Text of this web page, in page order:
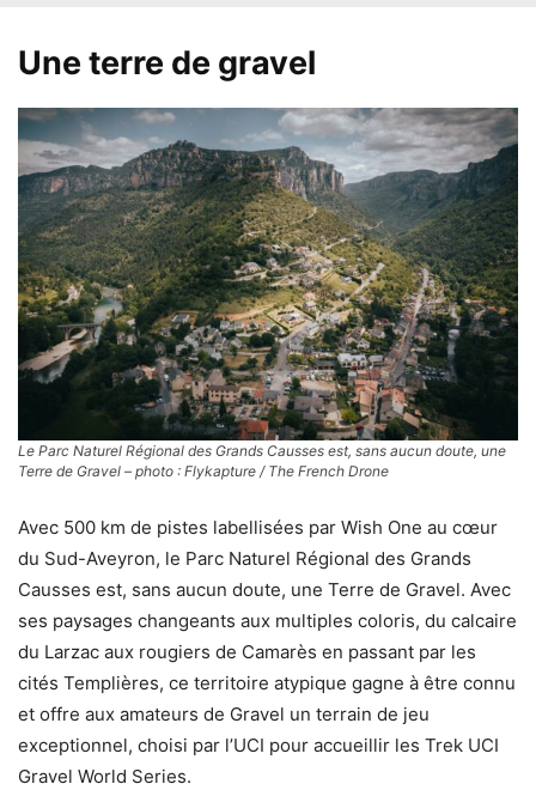
Une terre de gravel
Le Parc Naturel Régional des Grands Causses est, sans aucun doute, une
Terre de Gravel – photo : Flykapture / The French Drone
Avec 500 km de pistes labellisées par Wish One au cœur
du Sud-Aveyron, le Parc Naturel Régional des Grands
Causses est, sans aucun doute, une Terre de Gravel. Avec
ses paysages changeants aux multiples coloris, du calcaire
du Larzac aux rougiers de Camarès en passant par les
cités Templières, ce territoire atypique gagne à être connu
et offre aux amateurs de Gravel un terrain de jeu
exceptionnel, choisi par l’UCI pour accueillir les Trek UCI
Gravel World Series.